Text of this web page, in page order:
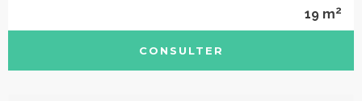
19 m2
CONSULTER